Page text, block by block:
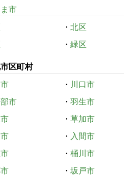
市
・ 北区
・ 緑区
区町村
・ 川口市
市 ・ 羽生市
市 ・ 草加市
・ 入間市
・ 桶川市
・ 坂戸市